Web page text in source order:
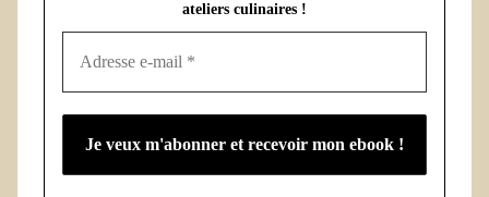
ateliers culinaires !